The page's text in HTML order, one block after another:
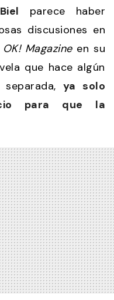
parece haber
discusiones en
OK! Magazineen su
que hace algún
ya solo
para que la